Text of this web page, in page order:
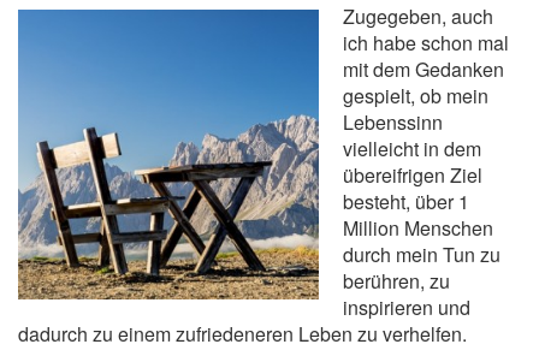
Zugegeben, auch
ich habe schon mal
mit dem Gedanken
gespielt, ob mein
Lebenssinn
vielleicht in dem
übereifrigen Ziel
besteht, über 1
Million Menschen
durch mein Tun zu
berühren, zu
inspirieren und
dadurch zu einem zufriedeneren Leben zu verhelfen.